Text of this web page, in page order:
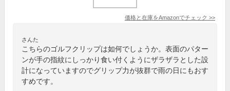
価格と在庫をAmazonでチェック >>
さんた
こちらのゴルフクリップは如何でしょうか。表面のパター
ンが手の指紋にしっかり食い付くようにザラザラとした設
計になっていますのでグリップ力が抜群で雨の日にもおす
すめです。